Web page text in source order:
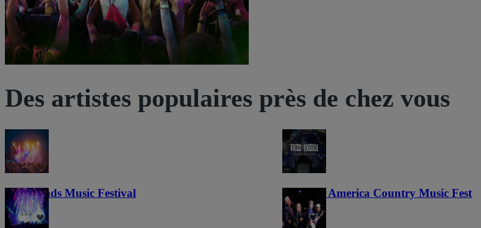
Des artistes populaires près de chez vous
Lost Lands Music Festival
121
Voices of America Country Music Fest
36